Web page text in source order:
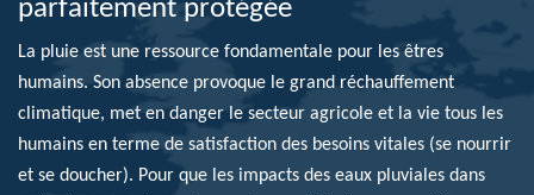
parfaitement protégée
La pluie est une ressource fondamentale pour les êtres
humains. Son absence provoque le grand réchauffement
climatique, met en danger le secteur agricole et la vie tous les
humains en terme de satisfaction des besoins vitales (se nourrir
et se doucher). Pour que les impacts des eaux pluviales dans